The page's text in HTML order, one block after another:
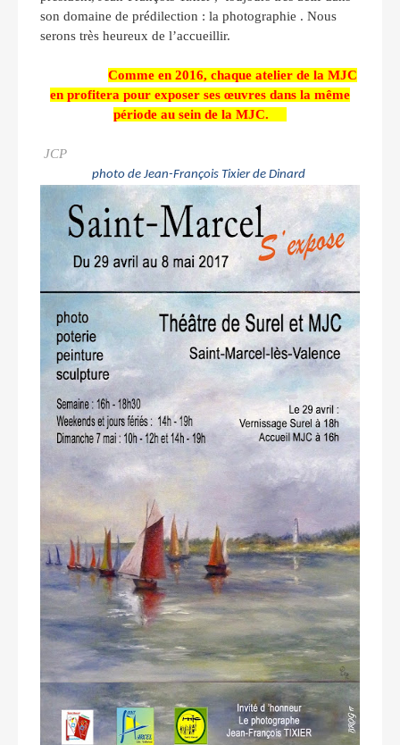
son domaine de prédilection : la photographie . Nous
serons très heureux de l’accueillir.
Comme en 2016, chaque atelier de la MJC
en profitera pour exposer ses œuvres dans la même
période au sein de la MJC.
JCP
photo de Jean-François Tixier de Dinard